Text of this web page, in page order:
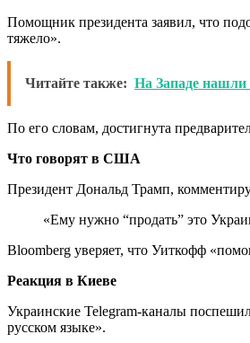
Помощник президента заявил, что
тяжело».
Читайте также: На Западе нашли
По его словам, достигнута
Что говорят в США
Президент Дональд Трамп,
«Ему нужно “продать” это
Bloomberg уверяет, что Уиткофф
Реакция в Киеве
Украинские Telegram-каналы
русском языке».